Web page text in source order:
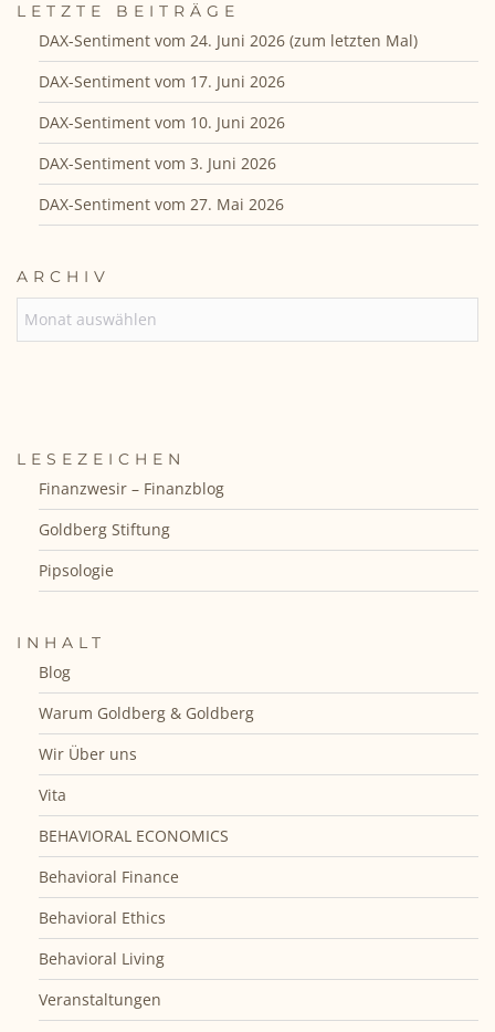
LETZTE BEITRÄGE
DAX-Sentiment vom 24. Juni 2026 (zum letzten Mal)
DAX-Sentiment vom 17. Juni 2026
DAX-Sentiment vom 10. Juni 2026
DAX-Sentiment vom 3. Juni 2026
DAX-Sentiment vom 27. Mai 2026
ARCHIV
LESEZEICHEN
Finanzwesir – Finanzblog
Goldberg Stiftung
Pipsologie
INHALT
Blog
Warum Goldberg & Goldberg
Wir Über uns
Vita
BEHAVIORAL ECONOMICS
Behavioral Finance
Behavioral Ethics
Behavioral Living
Veranstaltungen